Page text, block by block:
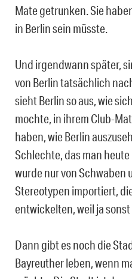
Mate getrunken. Sie
in Berlin sein müsste.
Und irgendwann später,
von Berlin tatsächlich
sieht Berlin so aus, wie
mochte, in ihrem Club-
haben, wie Berlin
Schlechte, das man
wurde nur von Schwaben
Stereotypen importiert,
entwickelten, weil ja
Dann gibt es noch die
Bayreuther leben, wenn